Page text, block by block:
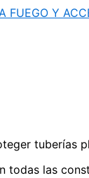
FUEGO Y
tuberías
todas las